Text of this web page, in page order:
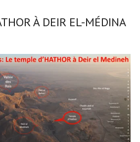
À DEIR EL-MÉDINA